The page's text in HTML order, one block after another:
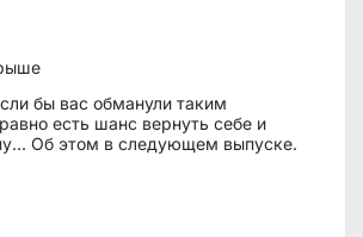
бы вас обманули таким
есть шанс вернуть себе и
Об этом в следующем выпуске.